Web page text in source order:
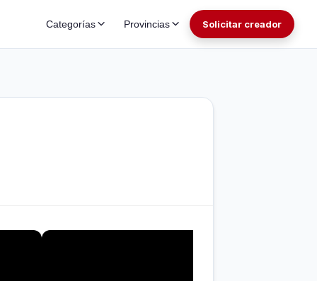
Categorías Provincias Solicitar creador